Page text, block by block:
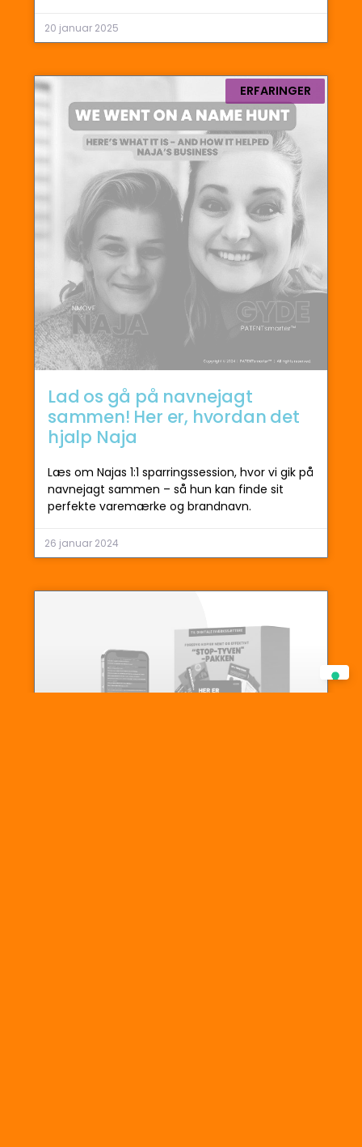
20 januar 2025
ERFARINGER
Lad os gå på navnejagt
sammen! Her er, hvordan det
hjalp Naja
Læs om Najas 1:1 sparringssession, hvor vi gik på
navnejagt sammen – så hun kan finde sit
perfekte varemærke og brandnavn.
26 januar 2024